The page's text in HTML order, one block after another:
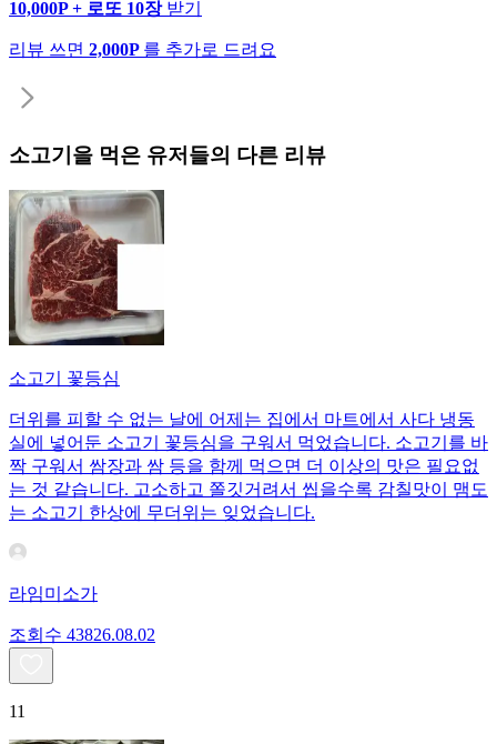
10,000P + 로또 10장 받기
리뷰 쓰면 2,000P 를 추가로 드려요
소고기 을 먹은 유저들의 다른 리뷰
소고기 꽃등심
더위를 피할 수 없는 날에 어제는 집에서 마트에서 사다 냉동
실에 넣어둔 소고기 꽃등심을 구워서 먹었습니다. 소고기를 바
짝 구워서 쌈장과 쌈 등을 함께 먹으면 더 이상의 맛은 필요없
는 것 같습니다. 고소하고 쫄깃거려서 씹을수록 감칠맛이 맴도
는 소고기 한상에 무더위는 잊었습니다.
라임미소가
조회수 43826.08.02
11